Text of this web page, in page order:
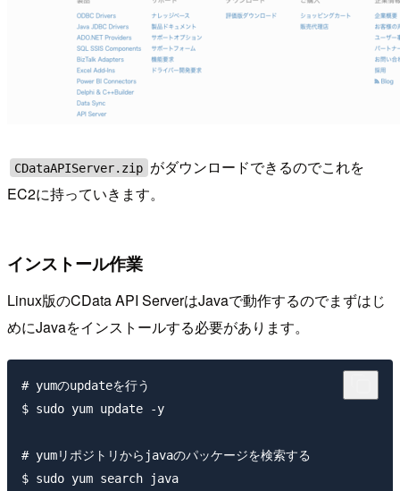
CDataAPIServer.zip がダウンロードできるのでこれを
EC2に持っていきます。
インストール作業
Linux版のCData API ServerはJavaで動作するのでまずはじ
めにJavaをインストールする必要があります。
# yumのupdateを行う
$ sudo yum update -y
# yumリポジトリからjavaのパッケージを検索する
$ sudo yum search java